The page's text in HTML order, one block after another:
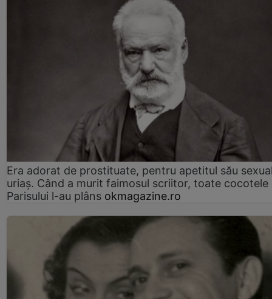
Era adorat de prostituate, pentru apetitul său
uriaș. Când a murit faimosul scriitor, toate cocotele
Parisului l-au plâns okmagazine.ro